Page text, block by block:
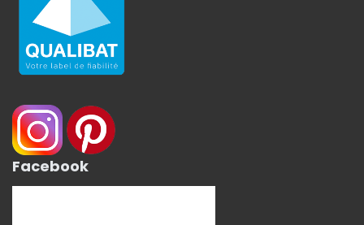
Facebook